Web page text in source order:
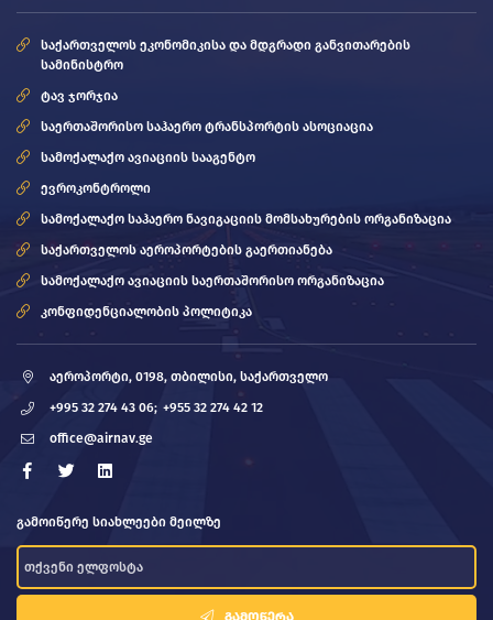
საქართველოს ეკონომიკისა და მდგრადი განვითარების
სამინისტრო
ტავ ჯორჯია
საერთაშორისო საჰაერო ტრანსპორტის ასოციაცია
სამოქალაქო ავიაციის სააგენტო
ევროკონტროლი
სამოქალაქო საჰაერო ნავიგაციის მომსახურების ორგანიზაცია
საქართველოს აეროპორტების გაერთიანება
სამოქალაქო ავიაციის საერთაშორისო ორგანიზაცია
კონფიდენციალობის პოლიტიკა
აეროპორტი, 0198, თბილისი, საქართველო
+995 32 274 43 06; +955 32 274 42 12
office@airnav.ge
გამოიწერე სიახლეები მეილზე